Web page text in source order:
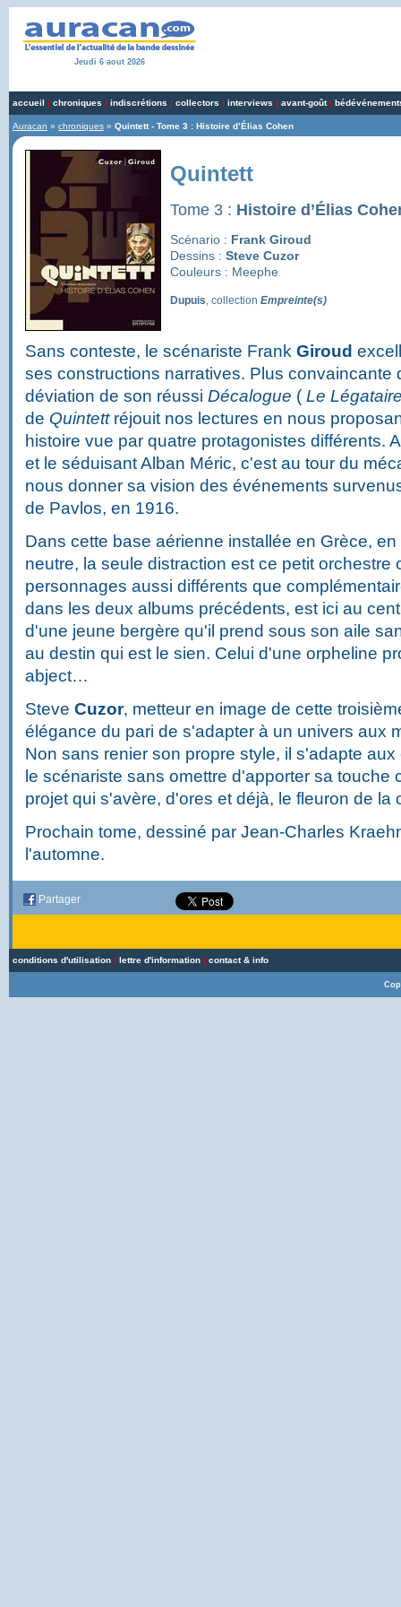
Jeudi 6 aout 2026
accueil | chroniques | indiscrétions | collectors | interviews | avant-goût|
Auracan » chroniques » Quintett - Tome 3 : Histoire d’Élias Cohen
Quintett
Tome 3 : Histoire d’Élias
Scénario : Frank Giroud
Dessins : Steve Cuzor
Couleurs : Meephe
Dupuis, collection Empreinte(s)
Sans conteste, le scénariste Frank Giroud
ses constructions narratives. Plus convaincante
déviation de son réussi Décalogue ( Le
de Quintett réjouit nos lectures en nous
histoire vue par quatre protagonistes différents.
et le séduisant Alban Méric, c'est au tour du
nous donner sa vision des événements
de Pavlos, en 1916.
Dans cette base aérienne installée en Grèce,
neutre, la seule distraction est ce petit orchestre
personnages aussi différents que
dans les deux albums précédents, est ici au
d'une jeune bergère qu'il prend sous son aile
au destin qui est le sien. Celui d'une orpheline
abject…
Steve Cuzor, metteur en image de cette
élégance du pari de s'adapter à un univers aux
Non sans renier son propre style, il s'adapte
le scénariste sans omettre d'apporter sa touche
projet qui s'avère, d'ores et déjà, le fleuron de la
Prochain tome, dessiné par Jean-Charles
l'automne.
Partager
conditions d'utilisation | lettre d'information | contact & info